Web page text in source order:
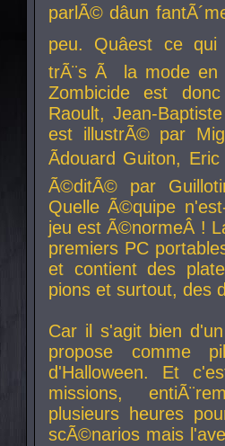
parlÃ© dâun
peu. Quâest ce
trÃ¨s Ã la mode en
Zombicide est
Raoult, Jean-
est illustrÃ© par
Ãdouard Guiton,
Ã©ditÃ© par
Quelle Ã©quipe
jeu est Ã©normeÂ !
premiers PC
et contient des
pions et surtout, des
Car il s'agit bien
propose comme
d'Halloween. Et
missions,
plusieurs heures
scÃ©narios mais